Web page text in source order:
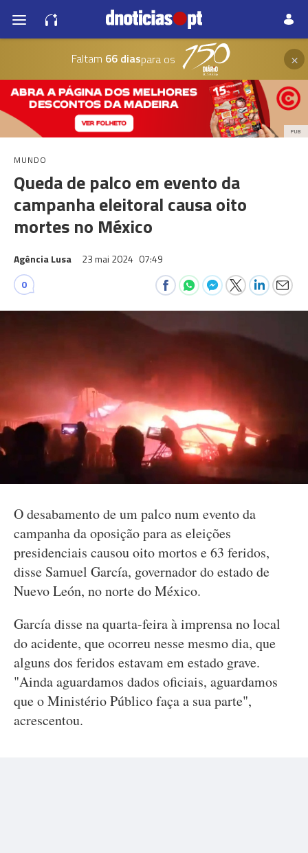
Faltam 66 diaspara os ×
PUB
MUNDO
Queda de palco em evento da
campanha eleitoral causa oito
mortes no México
Agência Lusa 23 mai 2024 07:49
0
O desabamento de um palco num evento da
campanha da oposição para as eleições
presidenciais causou oito mortos e 63 feridos,
disse Samuel García, governador do estado de
Nuevo León, no norte do México.
García disse na quarta-feira à imprensa no local
do acidente, que ocorreu nesse mesmo dia, que
alguns dos feridos estavam em estado grave.
"Ainda aguardamos dados oficiais, aguardamos
que o Ministério Público faça a sua parte",
acrescentou.